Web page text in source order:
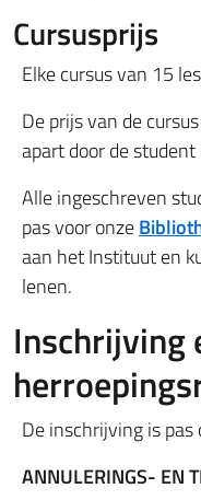
Cursusprijs
Elke cursus van 15
De prijs van de
apart door de
Alle ingeschreven
pas voor onze
aan het Instituut en
lenen.
Inschrijving
De inschrijving is
ANNULERINGS- EN